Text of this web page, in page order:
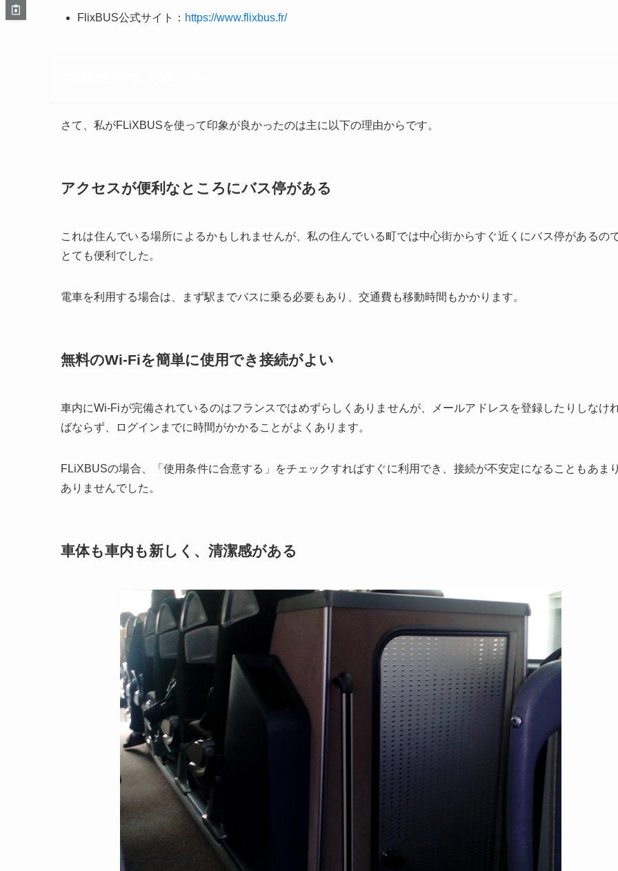
FlixBUS公式サイト： https://www.flixbus.fr/
さて、私がFLiXBUSを使って印象が良かったのは主に以下の理由からです。
アクセスが便利なところにバス停がある
これは住んでいる場所によるかもしれませんが、私の住んでいる町では中心街からすぐ近くにバス停があるの
とても便利でした。
電車を利用する場合は、まず駅までバスに乗る必要もあり、交通費も移動時間もかかります。
無料のWi-Fiを簡単に使用でき接続がよい
車内にWi-Fiが完備されているのはフランスではめずらしくありませんが、メールアドレスを登録したりしなけ
ばならず、ログインまでに時間がかかることがよくあります。
FLiXBUSの場合、「使用条件に合意する」をチェックすればすぐに利用でき、接続が不安定になることもあま
ありませんでした。
車体も車内も新しく、清潔感がある